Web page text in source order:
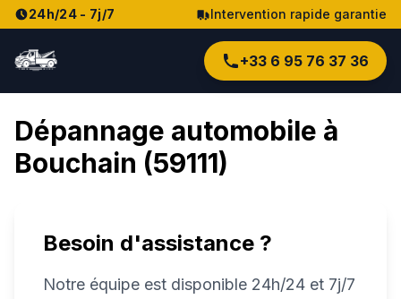
24h/24 - 7j/7 Intervention rapide garantie
+33 6 95 76 37 36
Dépannage automobile à
Bouchain (59111)
Besoin d'assistance ?
Notre équipe est disponible 24h/24 et 7j/7